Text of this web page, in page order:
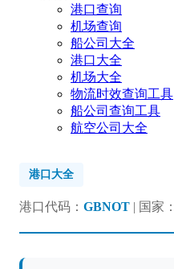
港口查询
机场查询
船公司大全
港口大全
机场大全
物流时效查询工具
船公司查询工具
航空公司大全
港口大全
港口代码： GBNOT | 国家：